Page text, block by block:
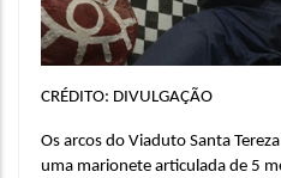
CRÉDITO: DIVULGAÇÃO
Os arcos do Viaduto Santa
uma marionete articulada de 5